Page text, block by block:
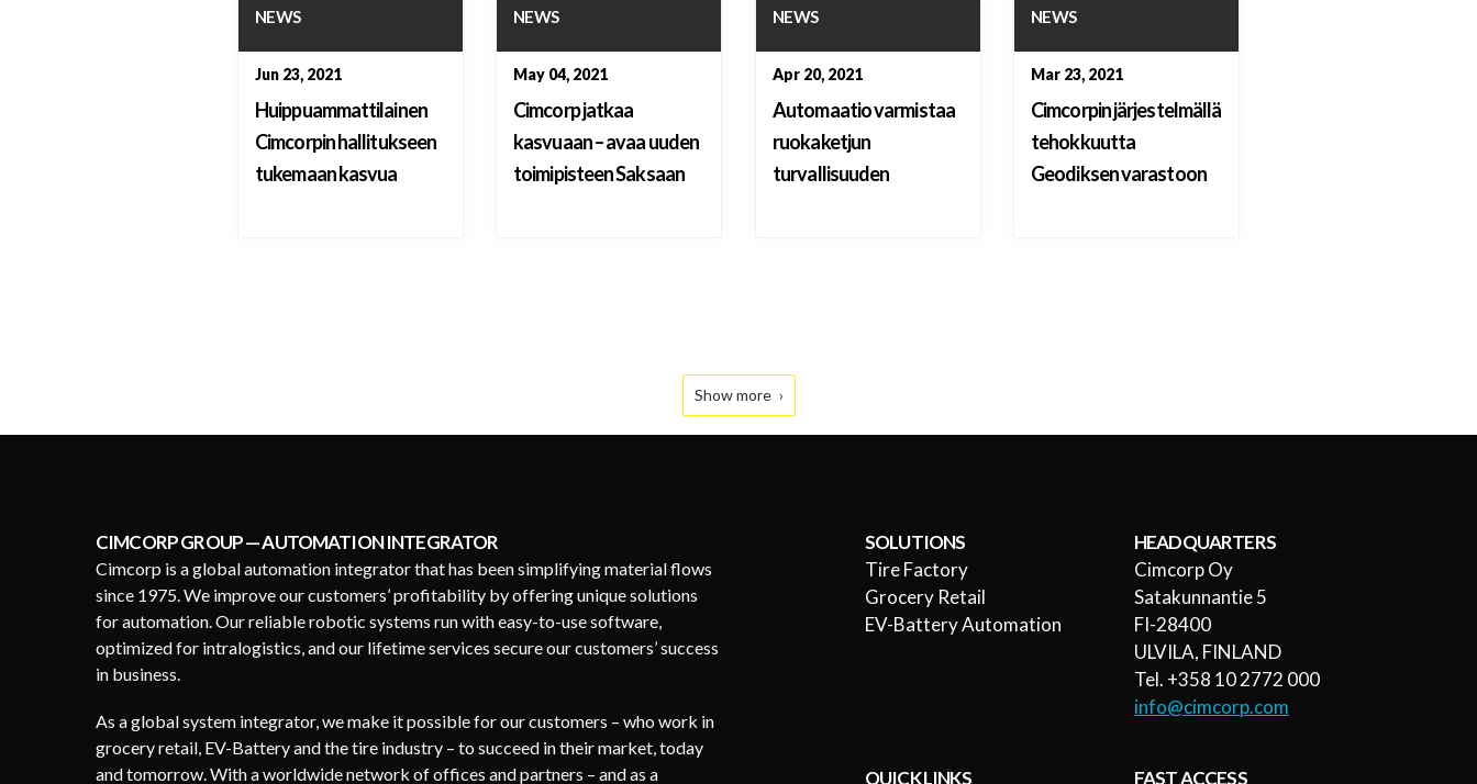
NEWS
Jun 23, 2021
Huippuammattilainen
Cimcorpin hallitukseen
tukemaan kasvua
NEWS
May 04, 2021
Cimcorp jatkaa
kasvuaan – avaa uuden
toimipisteen Saksaan
NEWS
Apr 20, 2021
Automaatio varmistaa
ruokaketjun
turvallisuuden
NEWS
Mar 23, 2021
Cimcorpin järjestelmällä
tehokkuutta
Geodiksen varastoon
Show more
CIMCORP GROUP — AUTOMATION INTEGRATOR
Cimcorp is a global automation integrator that has been simplifying material flows
since 1975. We improve our customers’ profitability by offering unique solutions
for automation. Our reliable robotic systems run with easy-to-use software,
optimized for intralogistics, and our lifetime services secure our customers’ success
in business.
As a global system integrator, we make it possible for our customers – who work in
grocery retail, EV-Battery and the tire industry – to succeed in their market, today
and tomorrow. With a worldwide network of offices and partners – and as a
SOLUTIONS
Tire Factory
Grocery Retail
EV-Battery Automation
HEADQUARTERS
Cimcorp Oy
Satakunnantie 5
FI-28400
ULVILA, FINLAND
Tel. +358 10 2772 000
info@cimcorp.com
QUICK LINKS FAST ACCESS